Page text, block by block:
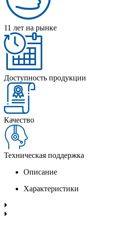
11 лет на рынке
Доступность продукции
Качество
Техническая поддержка
Описание
Характеристики